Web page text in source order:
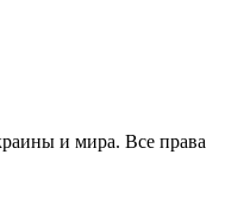
и мира. Все права